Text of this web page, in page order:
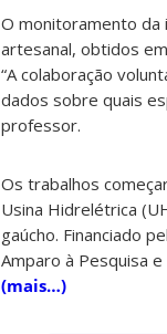
O monitoramento da
artesanal, obtidos
“A colaboração
dados sobre quais
professor.
Os trabalhos
Usina Hidrelétrica
gaúcho. Financiado
Amparo à Pesquisa
(mais…)